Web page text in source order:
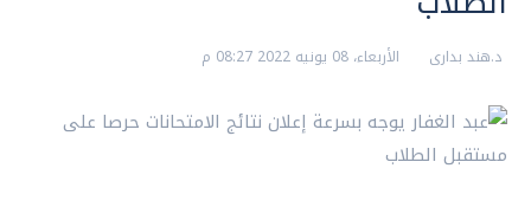
د.هند بدارى الأربعاء، 08 يونيه 2022 08:27 م